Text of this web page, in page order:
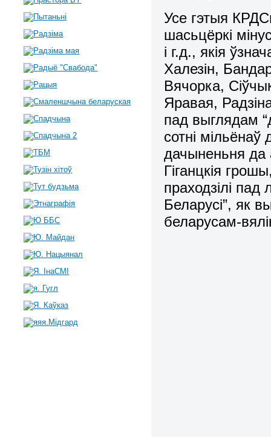
Усе гэтыя
шасьцёркі
і г.д., якія
Халезін,
Вячорка,
Яравая,
пад выглядам
сотні мільёнаў
дачыненьня да
Гіганцкія
праходзілі
Беларусі”, як
беларусам-